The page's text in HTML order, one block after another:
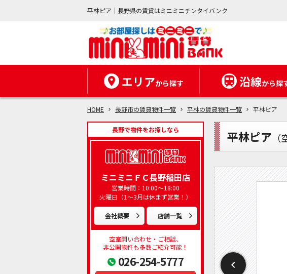
平林ピア｜長野県の賃貸はミニミニチンタイバンク
エリアから探す 沿線から探
HOME 長野市の賃貸物件一覧 平林の賃貸物件一覧 平林ピア
長野で物件をお探しなら
ミニミニＦＣ長野稲田店
営業時間：10:00～18:00
火曜日（1～3月は休まず営業！）
会社概要 店舗一覧
空室問い合わせ・ご相談、
非公開物件も多数ご紹介可能！
026-254-5777
平林ピア